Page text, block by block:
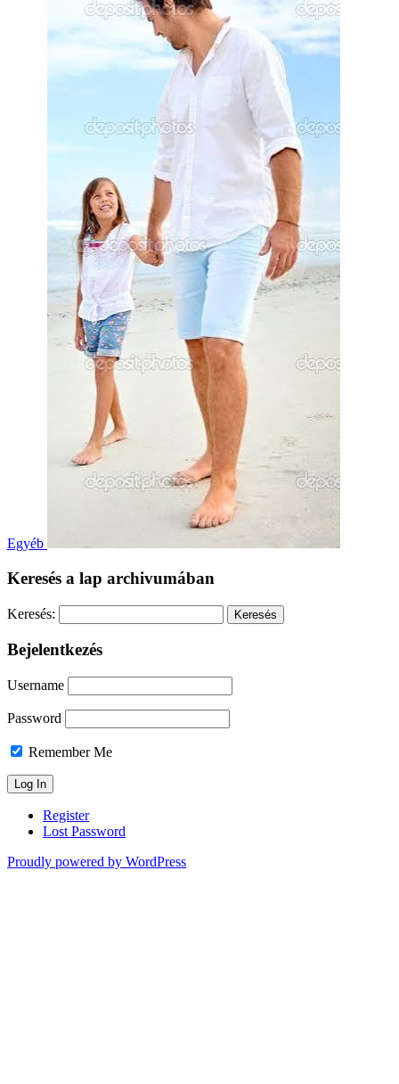
Egyéb
Keresés a lap archivumában
Keresés:
Bejelentkezés
Username
Password
Remember Me
Register
Lost Password
Proudly powered by WordPress